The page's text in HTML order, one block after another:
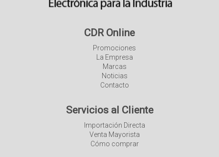
CDR Online
Promociones
La Empresa
Marcas
Noticias
Contacto
Servicios al Cliente
Importación Directa
Venta Mayorista
Cómo comprar